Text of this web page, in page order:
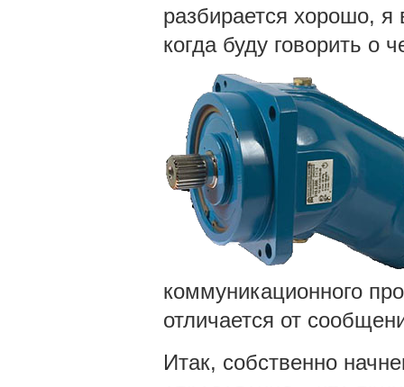
разбирается хорошо,
когда буду говорить о
коммуникационного
отличается от
Итак, собственно